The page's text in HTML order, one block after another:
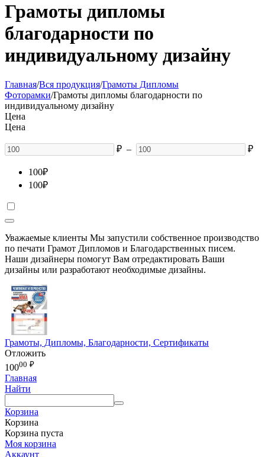
Грамоты дипломы
благодарности по
индивидуальному дизайну
Главная/Вся продукция/Грамоты Дипломы
Фоторамки/Грамоты дипломы благодарности по
индивидуальному дизайну
Цена
Цена
₽ – ₽
100₽
100₽
Уважаемые клиенты Мы запустили собственное производство
по печати Грамот Дипломов и Благодарственных писем.
Наши дизайнеры помогут Вам отредактировать Ваши
дизайны или разработают необходимые дизайны.
Грамоты, Дипломы, Благодарности, Сертификаты
Отложить
10000 ₽
Главная
Найти
Корзина
Корзина
Корзина пуста
Моя корзина
Аккаунт